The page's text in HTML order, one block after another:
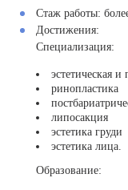
Стаж работы:
Достижения:
Специализация:
эстетическая и
ринопластика
липосакция
эстетика груди
эстетика лица.
Образование: